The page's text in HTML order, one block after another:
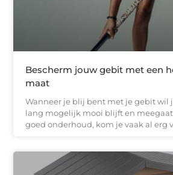
Bescherm jouw gebit met een
maat
Wanneer je blij bent met je gebit wil
lang mogelijk mooi blijft en
goed onderhoud, kom je vaak al erg